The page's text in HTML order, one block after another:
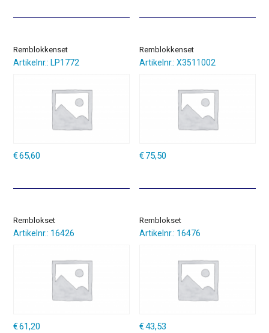
Remblokkenset
Artikelnr.: LP1772
€65,60
Remblokkenset
Artikelnr.: X3511002
€75,50
Remblokset
Artikelnr.: 16426
€61,20
Remblokset
Artikelnr.: 16476
€43,53